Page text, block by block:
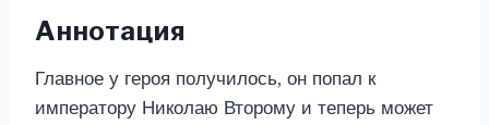
Аннотация
Главное у героя получилось, он попал к
императору Николаю Второму и теперь может